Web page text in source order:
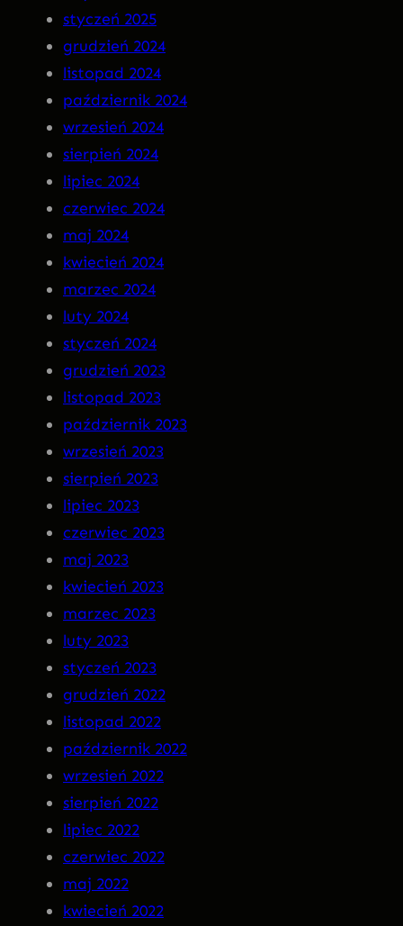
styczeń 2025
grudzień 2024
listopad 2024
październik 2024
wrzesień 2024
sierpień 2024
lipiec 2024
czerwiec 2024
maj 2024
kwiecień 2024
marzec 2024
luty 2024
styczeń 2024
grudzień 2023
listopad 2023
październik 2023
wrzesień 2023
sierpień 2023
lipiec 2023
czerwiec 2023
maj 2023
kwiecień 2023
marzec 2023
luty 2023
styczeń 2023
grudzień 2022
listopad 2022
październik 2022
wrzesień 2022
sierpień 2022
lipiec 2022
czerwiec 2022
maj 2022
kwiecień 2022